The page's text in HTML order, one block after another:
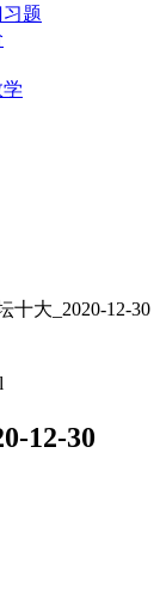
题
十大_2020-12-30
12-30